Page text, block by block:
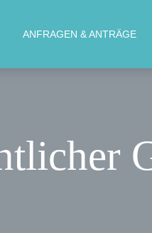
ANFRAGEN & ANTRÄGE
&